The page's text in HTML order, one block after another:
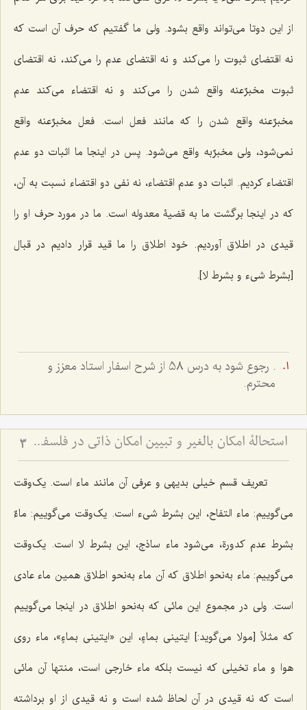
از این دوتا می‌تواند واقع بشود. ولی ما گفتیم که حرف آن است که
نه اقتضای ثبوت را می‌کند و نه اقتضای عدم را می‌کند، نه اقتضای
ثبوت مخبرٌ‌عنه واقع شدن را می‌کند و نه اقتضاء می‌کند عدم
مخبرٌعنه واقع شدن را که مانند فعل است. فعل مخبرٌعنه واقع
نمی‌شود، ولی مخبرٌبه واقع می‌شود. پس در اینجا ما اثبات دو عدم
اقتضاء کردیم. اثبات دو عدم اقتضاء، نه نفی دو اقتضاء نسبت به آن،
که در اینجا برگشت ما به قضیۀ معدوله است. ما در مورد حرف او را
قیدی در اطلاق آوردیم. خود اطلاق را ما قید قرار دادیم در قبال
[بشرط شیء و بشرط لا].
. رجوع شود به درس 58 از شرح اسفار استاد معزز و
محترم.
استحالۀ امکان بالغیر و تبیین امکان ذاتی در فلسفه اسلامی - بررسی نسبت امکان، وجوب و امتناع از دیدگاه آخوند 3
تعریف قسم خیلی بدیهی و عرفی آن مانند ماء است. یک‌وقت
می‌گوییم: ماء التفاح، این بشرط شیء است. یک‌وقت می‌گوییم: ماءٌ
بشرط عدم کدورة، می‌شود ماء ساذج، این بشرط لا است. یک‌وقت
می‌گوییم: ماء به‌نحو اطلاق که آن ماء به‌نحو اطلاق همین ماء عادی
است. ولی در مجموع این مائی که به‌نحو اطلاق در اینجا می‌گوییم
که مثلاً [مولا می‌گوید:] ایتینی بماءٍ، این «ایتینی بماءٍ»، ماء روی
هوا و ماء تخیلی که نیست بلکه ماء خارجی است، منتها آن مائی
است که نه قیدی در آن لحاظ شده است و نه قیدی از او برداشته